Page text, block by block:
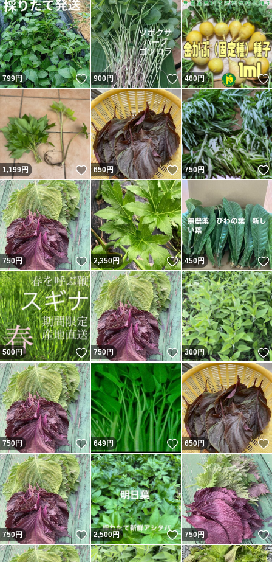
799円 いいね！
900円 いいね！
460円
1,199円 いいね！
650円 いいね！
750円
750円 いいね！
2,350円 いいね！
450円
500円 いいね！
750円 いいね！
300円
750円 いいね！
649円 いいね！
650円
750円 いいね！
2,500円 いいね！
750 円